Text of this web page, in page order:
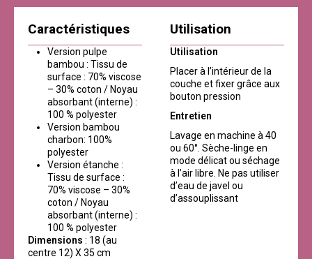
Caractéristiques
Version pulpe
bambou : Tissu de
surface : 70% viscose
– 30% coton / Noyau
absorbant (interne) :
100 % polyester
Version bambou
charbon: 100%
polyester
Version étanche :
Tissu de surface :
70% viscose – 30%
coton / Noyau
absorbant (interne) :
100 % polyester
Dimensions : 18 (au
centre 12) X 35 cm
Utilisation
Utilisation
Placer à l’intérieur de la
couche et fixer grâce aux
bouton pression
Entretien
Lavage en machine à 40
ou 60°. Sèche-linge en
mode délicat ou séchage
à l’air libre. Ne pas utiliser
d’eau de javel ou
d’assouplissant